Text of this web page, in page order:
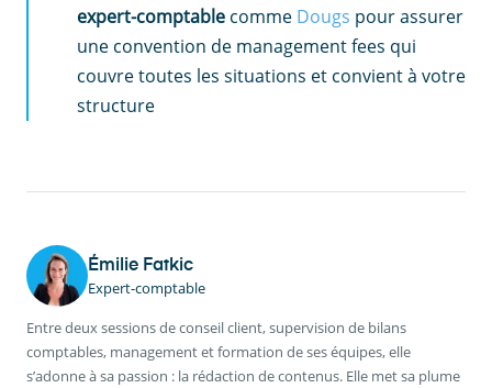
expert-comptable comme Dougs pour assurer
une convention de management fees qui
couvre toutes les situations et convient à votre
structure
Émilie Fatkic
Expert-comptable
Entre deux sessions de conseil client, supervision de bilans
comptables, management et formation de ses équipes, elle
s’adonne à sa passion : la rédaction de contenus. Elle met sa plume